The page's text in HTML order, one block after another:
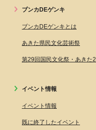
ブンカDEゲンキ
ブンカDEゲンキとは
あきた県民文化芸術祭
第29回国民文化祭・あきた
イベント情報
イベント情報
既に終了したイベント